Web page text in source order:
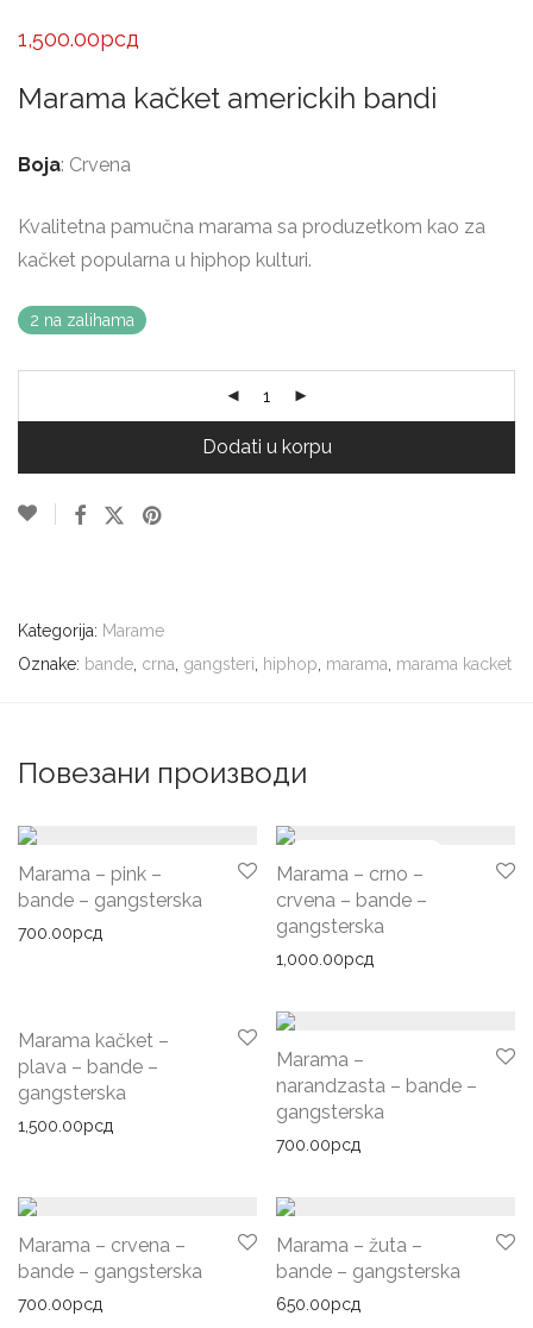
1,500.00рсд
Marama kačket americkih bandi
Boja: Crvena
Kvalitetna pamučna marama sa produzetkom kao za
kačket popularna u hiphop kulturi.
2 na zalihama
Dodati u korpu
Kategorija: Marame
Oznake: bande crna gangsteri hiphop marama marama kacket
Повезани производи
Marama – pink –
bande – gangsterska
700.00рсд
Marama – crno –
crvena – bande –
gangsterska
1,000.00рсд
Marama kačket –
plava – bande –
gangsterska
1,500.00рсд
Marama –
narandzasta – bande –
gangsterska
700.00рсд
Marama – crvena –
bande – gangsterska
700.00рсд
Marama – žuta –
bande – gangsterska
650.00рсд